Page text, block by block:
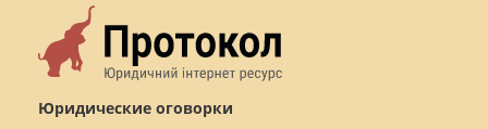
Юридические оговорки